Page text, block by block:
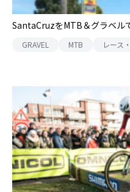
SantaCruzをMTB＆グラベル
GRAVEL MTB レース